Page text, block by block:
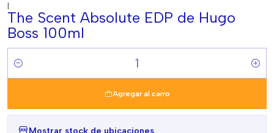
|
The Scent Absolute EDP de Hugo
Boss 100ml
Cantidad
Agregar al carro
Mostrar stock de ubicaciones